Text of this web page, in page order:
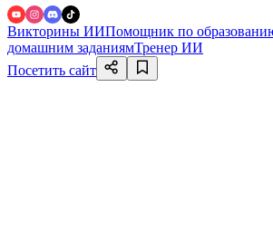
Викторины ИИПомощник по
домашним заданиямТренер ИИ
Посетить сайт